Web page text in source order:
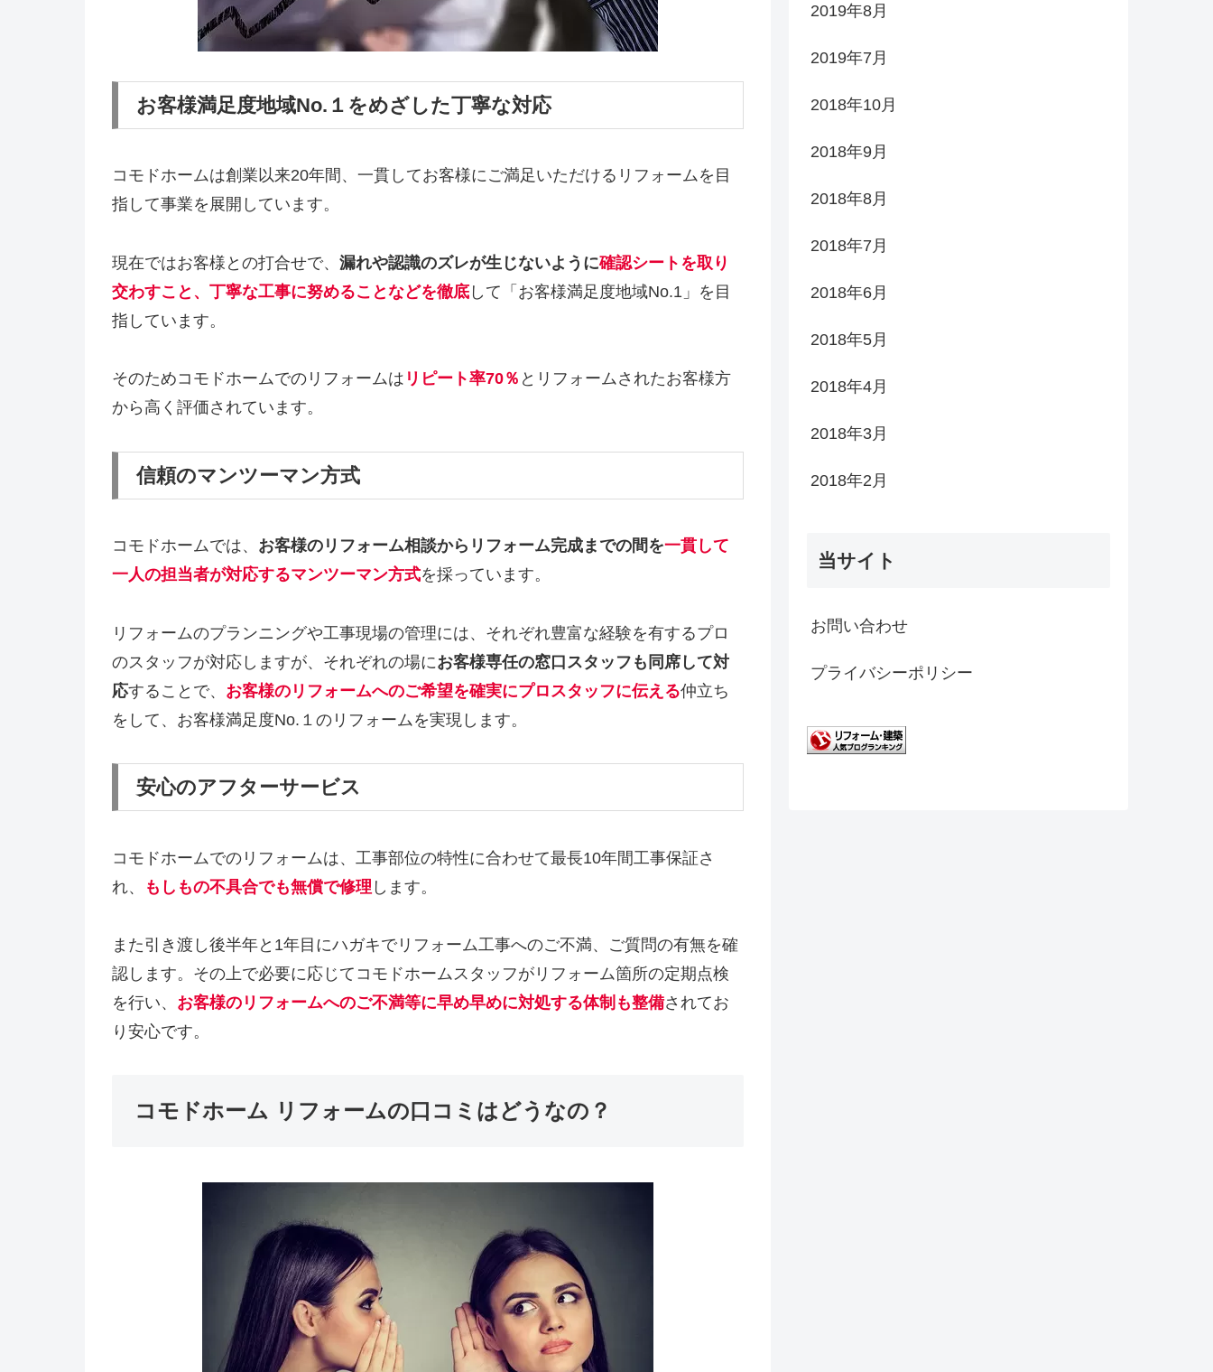
お客様満足度地域No.１をめざした丁寧な対応
コモドホームは創業以来20年間、一貫してお客様にご満足いただけるリフォームを目
指して事業を展開しています。
現在ではお客様との打合せで、 漏れや認識のズレが生じないように確認シートを取り
交わすこと、丁寧な工事に努めることなどを徹底 して「お客様満足度地域No.1」を目
指しています。
そのためコモドホームでのリフォームは リピート率70％ とリフォームされたお客様方
から高く評価されています。
信頼のマンツーマン方式
コモドホームでは、 お客様のリフォーム相談からリフォーム完成までの間を一貫して
一人の担当者が対応するマンツーマン方式を採っています。
リフォームのプランニングや工事現場の管理には、それぞれ豊富な経験を有するプロ
のスタッフが対応しますが、それぞれの場にお客様専任の窓口スタッフも同席して対
応することで、 お客様のリフォームへのご希望を確実にプロスタッフに伝える仲立ち
をして、お客様満足度No.１のリフォームを実現します。
安心のアフターサービス
コモドホームでのリフォームは、工事部位の特性に合わせて最長10年間工事保証さ
れ、
もしもの不具合でも無償で修理 します。
また引き渡し後半年と1年目にハガキでリフォーム工事へのご不満、ご質問の有無を確
認します。その上で必要に応じてコモドホームスタッフがリフォーム箇所の定期点検
を行い、 お客様のリフォームへのご不満等に早め早めに対処する体制も整備されてお
り安心です。
コモドホーム リフォームの口コミはどうなの？
2019年8月
2019年7月
2018年10月
2018年9月
2018年8月
2018年7月
2018年6月
2018年5月
2018年4月
2018年3月
2018年2月
当サイト
お問い合わせ
プライバシーポリシー